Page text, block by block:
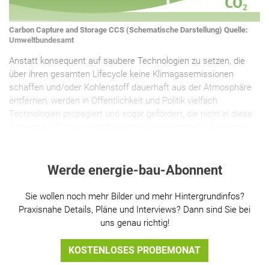
Carbon Capture and Storage CCS (Schematische Darstellung) Quelle:
Umweltbundesamt
Anstatt konsequent auf saubere Technologien zu setzen, die
über ihren gesamten Lifecycle keine Klimagasemissionen
schaffen und/oder Kohlenstoff dauerhaft aus der Atmosphäre
entfernen, werden in Öffentlichkeit und Politik vielfach
Technologien propagiert und sogar gefördert, die nicht in diese
Werde energie-bau-Abonnent
Sie wollen noch mehr Bilder und mehr Hintergrundinfos?
Praxisnahe Details, Pläne und Interviews? Dann sind Sie bei
uns genau richtig!
KOSTENLOSES PROBEMONAT